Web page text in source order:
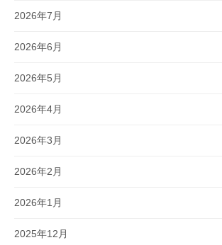
2026年7月
2026年6月
2026年5月
2026年4月
2026年3月
2026年2月
2026年1月
2025年12月